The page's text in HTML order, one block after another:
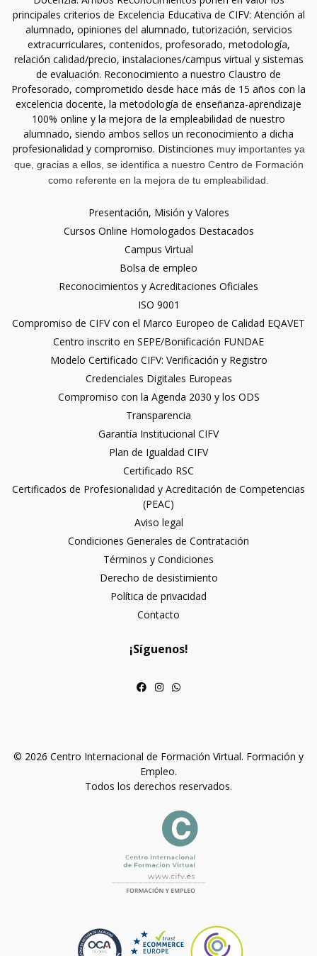
principales criterios de Excelencia Educativa de CIFV: Atención al
alumnado, opiniones del alumnado, tutorización, servicios
extracurriculares, contenidos, profesorado, metodología,
relación calidad/precio, instalaciones/campus virtual y sistemas
de evaluación. Reconocimiento a nuestro Claustro de
Profesorado, comprometido desde hace más de 15 años con la
excelencia docente, la metodología de enseñanza-aprendizaje
100% online y la mejora de la empleabilidad de nuestro
alumnado, siendo ambos sellos un reconocimiento a dicha
profesionalidad y compromiso. Distinciones muy importantes ya
que, gracias a ellos, se identifica a nuestro Centro de Formación
como referente en la mejora de tu empleabilidad.
Presentación, Misión y Valores
Cursos Online Homologados Destacados
Campus Virtual
Bolsa de empleo
Reconocimientos y Acreditaciones Oficiales
ISO 9001
Compromiso de CIFV con el Marco Europeo de Calidad EQAVET
Centro inscrito en SEPE/Bonificación FUNDAE
Modelo Certificado CIFV: Verificación y Registro
Credenciales Digitales Europeas
Compromiso con la Agenda 2030 y los ODS
Transparencia
Garantía Institucional CIFV
Plan de Igualdad CIFV
Certificado RSC
Certificados de Profesionalidad y Acreditación de Competencias
(PEAC)
Aviso legal
Condiciones Generales de Contratación
Términos y Condiciones
Derecho de desistimiento
Política de privacidad
Contacto
¡Síguenos!
© 2026 Centro Internacional de Formación Virtual. Formación y
Empleo.
Todos los derechos reservados.